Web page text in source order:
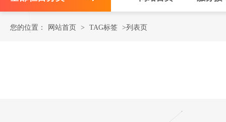
您的位置： 网站首页 > TAG标签 >列表页